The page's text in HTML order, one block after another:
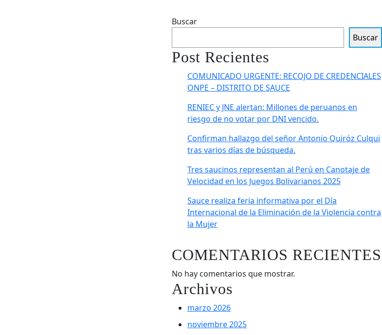
Buscar
Buscar
Post Recientes
COMUNICADO URGENTE: RECOJO DE CREDENCIALES
ONPE – DISTRITO DE SAUCE
RENIEC y JNE alertan: Millones de peruanos en
riesgo de no votar por DNI vencido.
Confirman hallazgo del señor Antonio Quiróz Culqui
tras varios días de búsqueda.
Tres saucinos representan al Perú en Canotaje de
Velocidad en los Juegos Bolivarianos 2025
Sauce realiza feria informativa por el Día
Internacional de la Eliminación de la Violencia contra
la Mujer
COMENTARIOS RECIENTES
No hay comentarios que mostrar.
Archivos
marzo 2026
noviembre 2025